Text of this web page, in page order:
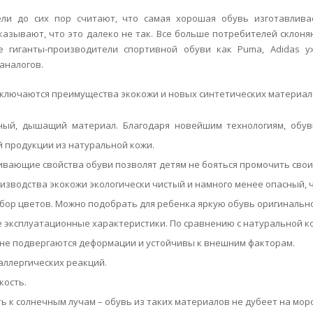
до сих пор считают, что самая хорошая обувь
что это далеко не так. Все больше потребителей
гиганты-производители спортивной обуви как Puma,
преимущества экокожи и новых синтетических
дышащий материал. Благодаря новейшим технологиям,
продукции из натуральной кожи.
свойства обуви позволят детям не бояться промочить
экокожи экологически чистый и намного менее опасный,
цветов. Можно подобрать для ребенка яркую обувь
характеристики. По сравнению с натуральной
не подвергаются деформации и устойчивы к внешним факторам.
реакций.
к солнечным лучам – обувь из таких материалов не дубеет на